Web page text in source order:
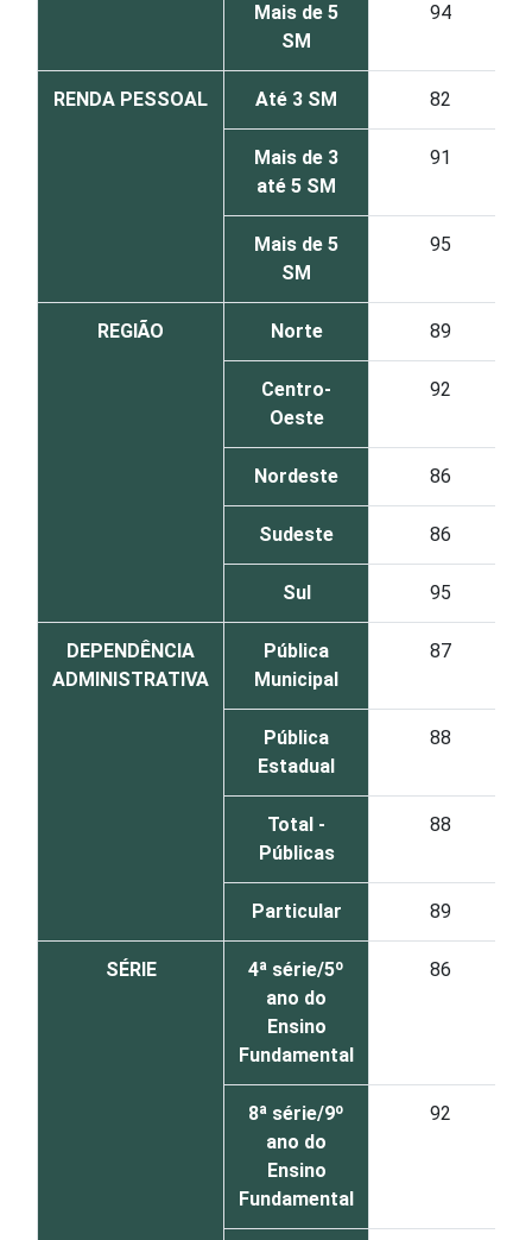
Mais de 5
SM
94
RENDA PESSOAL Até 3 SM 82
Mais de 3
até 5 SM
91
Mais de 5
SM
95
REGIÃO Norte 89
Centro-
Oeste
92
Nordeste 86
Sudeste 86
Sul 95
DEPENDÊNCIA
ADMINISTRATIVA
Pública
Municipal
87
Pública
Estadual
88
Total -
Públicas
88
Particular 89
SÉRIE
4ª série/5º
ano do
Ensino
Fundamental
86
8ª série/9º
ano do
Ensino
Fundamental
92